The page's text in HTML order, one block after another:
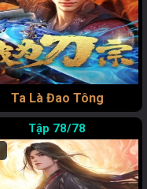
Ta Là Đao Tông
78/78